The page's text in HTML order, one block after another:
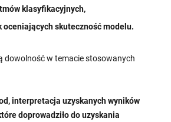
klasyfikacyjnych,
oceniających skuteczność modelu.
dowolność w temacie stosowanych
interpretacja uzyskanych wyników
doprowadziło do uzyskania